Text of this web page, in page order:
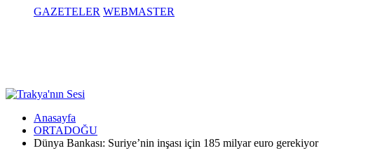
GAZETELER WEBMASTER
Anasayfa
ORTADOĞU
Dünya Bankası: Suriye’nin inşası için 185 milyar euro gerekiyor